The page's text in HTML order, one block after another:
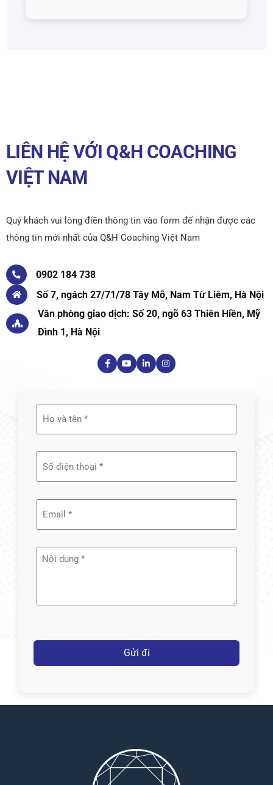
LIÊN HỆ VỚI Q&H COACHING
VIỆT NAM
Quý khách vui lòng điền thông tin vào form để nhận được các
thông tin mới nhất của Q&H Coaching Việt Nam
0902 184 738
Số 7, ngách 27/71/78 Tây Mỗ, Nam Từ Liêm, Hà Nội
Văn phòng giao dịch: Số 20, ngõ 63 Thiên Hiền, Mỹ
Đình 1, Hà Nội
tên
(Required)
Nội